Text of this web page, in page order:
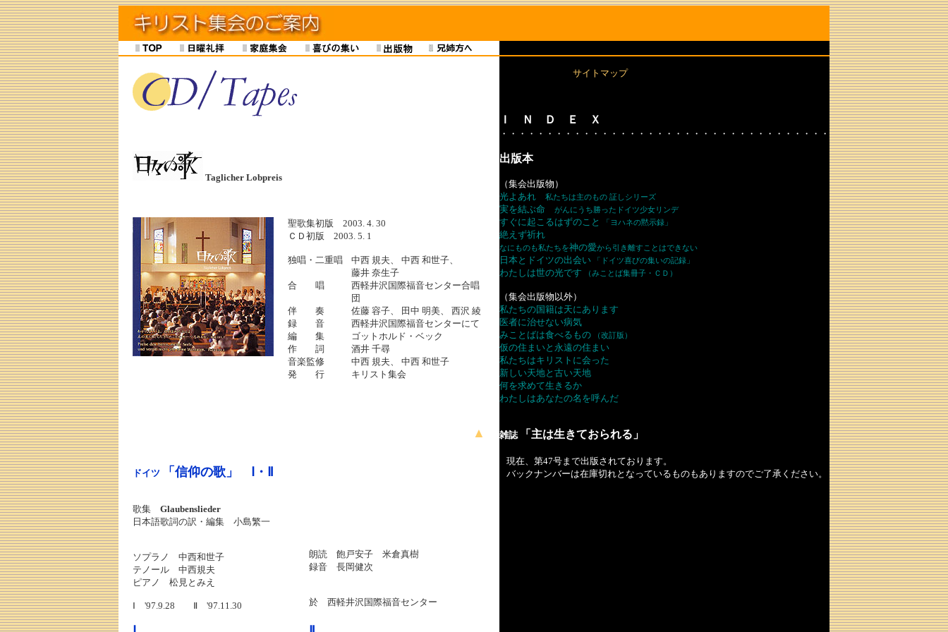
Taglicher Lobpreis
聖歌集初版 2003. 4. 30
ＣＤ初版 2003. 5. 1
独唱・二重唱
中西 規夫、 中西 和世子、
藤井 奈生子
合 唱
西軽井沢国際福音センター合唱
団
伴 奏
佐藤 容子、 田中 明美、 西沢 綾
録 音
西軽井沢国際福音センターにて
編 集
ゴットホルド・ベック
作 詞
酒井 千尋
音楽監修
中西 規夫、 中西 和世子
発 行
キリスト集会
▲
ドイツ 「信仰の歌」 Ⅰ・Ⅱ
歌集 Glaubenslieder
日本語歌詞の訳・編集 小島繁一
ソプラノ 中西和世子
テノール 中西規夫
ピアノ 松見とみえ
Ⅰ '97.9.28 Ⅱ '97.11.30
朗読 飽戸安子 米倉真樹
録音 長岡健次
於 西軽井沢国際福音センター
サイトマップ
Ｉ Ｎ Ｄ Ｅ Ｘ
・・・・・・・・・・・・・・・・・・・・・・・・・・・・・・・・・・・・
出版本
（集会出版物）
光よあれ
私たちは主のもの 証しシリーズ
実を結ぶ命 がんにうち勝ったドイツ少女リンデ
すぐに起こるはずのこと 「ヨハネの黙示録」
絶えず祈れ
なにものも私たちを神の愛から引き離すことはできない
日本とドイツの出会い 「ドイツ喜びの集いの記録」
わたしは世の光です （みことば集冊子・ＣＤ）
（集会出版物以外）
私たちの国籍は天にあります
医者に治せない病気
みことばは食べるもの （改訂版）
仮の住まいと永遠の住まい
私たちはキリストに会った
新しい天地と古い天地
何を求めて生きるか
わたしはあなたの名を呼んだ
雑誌 「主は生きておられる」
現在、第47号まで出版されております。
バックナンバーは在庫切れとなっているものもありますのでご了承ください。